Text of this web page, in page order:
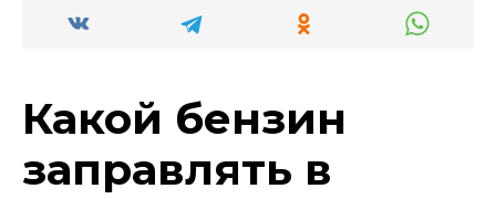
Какой бензин
заправлять в